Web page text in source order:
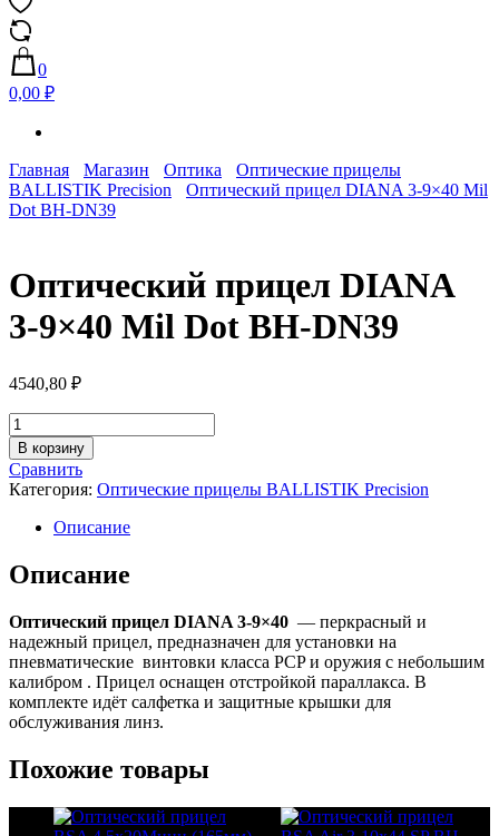
0
0,00 ₽
Главная Магазин Оптика
Оптические прицелы
BALLISTIK Precision
Оптический прицел DIANA 3-9×40 Mil
Dot BH-DN39
Оптический прицел DIANA
3-9×40 Mil Dot BH-DN39
4540,80 ₽
Количество
товара
Оптический
прицел
DIANA
Mil
Dot
DN39
В корзину
Сравнить
Категория: Оптические прицелы BALLISTIK Precision
Описание
Описание
Оптический прицел DIANA 3-9×40 — перкрасный и
надежный прицел, предназначен для установки на
пневматические винтовки класса PCP и оружия с небольшим
калибром . Прицел оснащен отстройкой параллакса. В
комплекте идёт салфетка и защитные крышки для
обслуживания линз.
Похожие товары